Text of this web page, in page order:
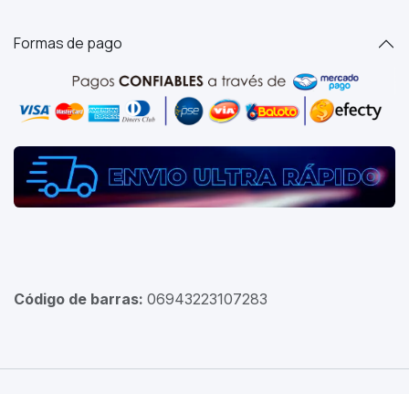
Formas de pago
Código de barras: 06943223107283